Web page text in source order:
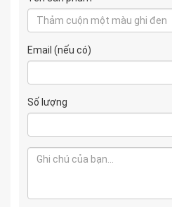
Email (nếu có)
Số lượng